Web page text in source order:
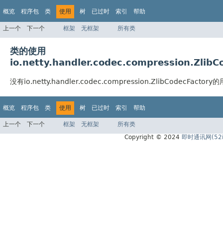
概览 程序包 类 使用 树 已过时 索引 帮助
上一个 下一个 框架 无框架 所有类
类的使用
没有io.netty.handler.codec.compression.ZlibCodecFactory的
概览 程序包 类 使用 树 已过时 索引 帮助
上一个 下一个 框架 无框架
所有类
Copyright © 2024 即时通讯网